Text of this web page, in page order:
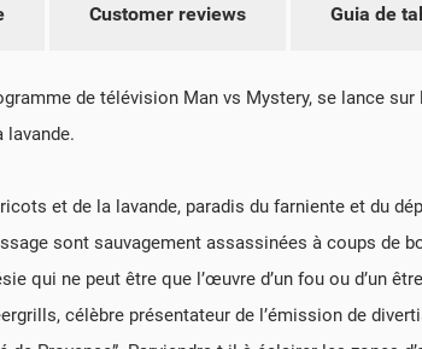
Customer reviews Guia de
de télévision Man vs Mystery, se lance
lavande.
et de la lavande, paradis du farniente et du
sont sauvagement assassinées à coups de
qui ne peut être que l’œuvre d’un fou ou d’un
célèbre présentateur de l’émission de
LES MEVES LLISTES DE
CREAR UNA LLISTA DE
CONNECTAR-SE
PER A DESAR ELS PRODUCTES A LA VOSTRA
CONNECTAR-VOS.